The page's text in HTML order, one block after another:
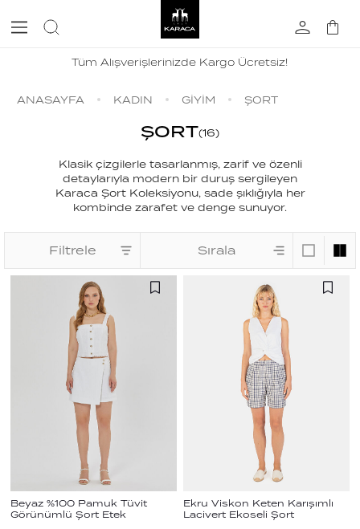
Tüm Alışverişlerinizde Kargo Ücretsiz!
ANASAYFA KADIN GİYİM ŞORT
ŞORT(16)
Klasik çizgilerle tasarlanmış, zarif ve özenli
detaylarıyla modern bir duruş sergileyen
Karaca Şort Koleksiyonu, sade şıklığıyla her
kombinde zarafet ve denge sunuyor.
Filtrele Sırala
Beyaz %100 Pamuk Tüvit
Görünümlü Şort Etek
Ekru Viskon Keten Karışımlı
Lacivert Ekoseli Şort